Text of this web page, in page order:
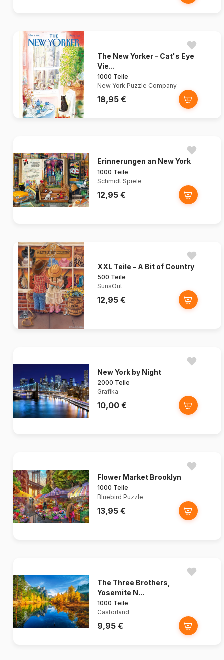
The New Yorker - Cat's Eye
Vie...
1000 Teile
New York Puzzle Company
18,95 €
Erinnerungen an New York
1000 Teile
Schmidt Spiele
12,95 €
XXL Teile - A Bit of Country
500 Teile
SunsOut
12,95 €
New York by Night
2000 Teile
Grafika
10,00 €
Flower Market Brooklyn
1000 Teile
Bluebird Puzzle
13,95 €
The Three Brothers,
Yosemite N...
1000 Teile
Castorland
9,95 €